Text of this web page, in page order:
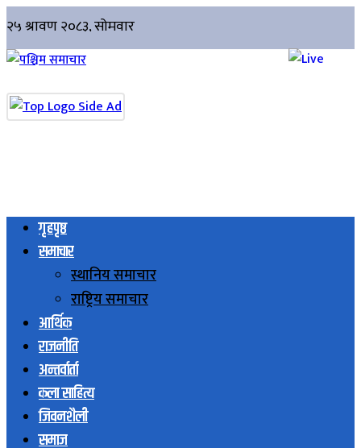
गृहपृष्ठ
समाचार
स्थानिय समाचार
राष्ट्रिय समाचार
आर्थिक
राजनीति
अन्तर्वार्ता
कला साहित्य
जिवनशैली
समाज